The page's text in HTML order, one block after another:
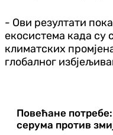
- Ови резултати
екосистема када су
климатских
глобалног
Повећане
серума против